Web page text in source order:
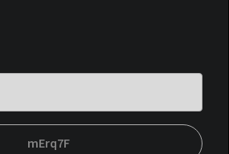
mErq7F